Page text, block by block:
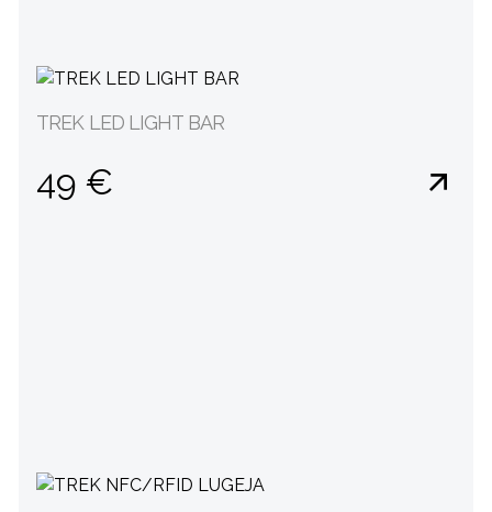
TREK LED LIGHT BAR
49 €